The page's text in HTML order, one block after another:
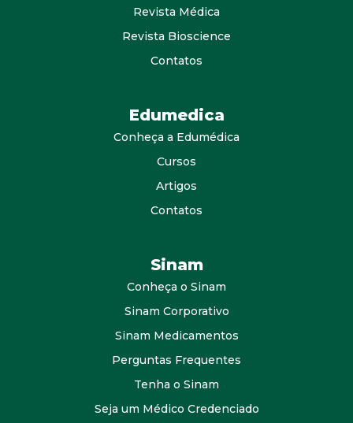
Revista Médica
Revista Bioscience
Contatos
Edumedica
Conheça a Edumédica
Cursos
Artigos
Contatos
Sinam
Conheça o Sinam
Sinam Corporativo
Sinam Medicamentos
Perguntas Frequentes
Tenha o Sinam
Seja um Médico Credenciado